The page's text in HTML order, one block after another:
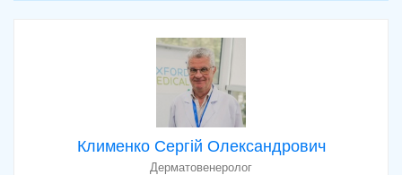
дерматовенеролога/трихолога (очна,
тривалість до 30 хв) Провідний
фахівець напрямку в кліниці «МЕДОК
(MEDOK), медичний центр в Барі»
дерматовенеролога/трихолога (очна,
тривалість до 30 хв) Провідний
фахівець напрямку в кліниці «МЕДОК
Клименко Сергій Олександрович
Дерматовенеролог